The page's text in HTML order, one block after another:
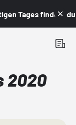
Tages findest du
2020